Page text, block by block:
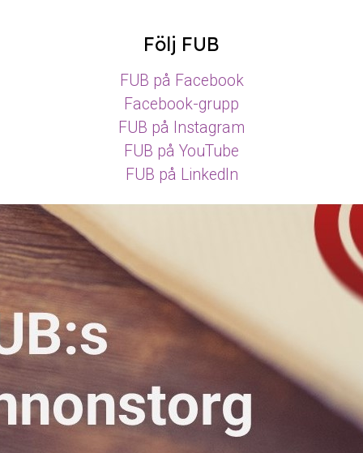
Följ FUB
FUB på Facebook
Facebook-grupp
FUB på Instagram
FUB på YouTube
FUB på LinkedIn